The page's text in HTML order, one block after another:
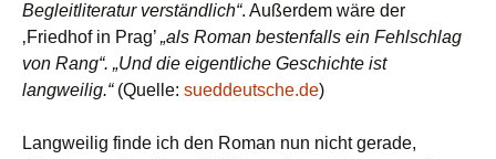
Begleitliteratur verständlich“. Außerdem wäre der
‚Friedhof in Prag’ „als Roman bestenfalls ein Fehlschlag
von Rang“. „Und die eigentliche Geschichte ist
langweilig.“(Quelle: sueddeutsche.de)
Langweilig finde ich den Roman nun nicht gerade,